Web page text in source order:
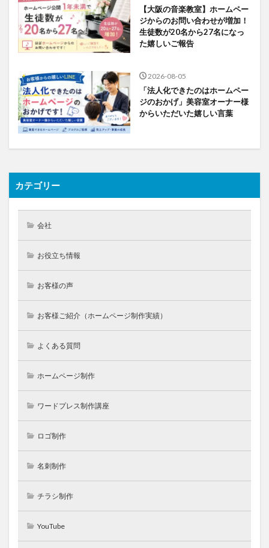
【大阪の音楽教室】ホームペー
ジからのお問い合わせが増加！
生徒数が20名から27名になっ
た嬉しいご報告
2026-08-05
「法人化できたのはホームペー
ジのおかげ」美容室オーナー様
からいただいた嬉しい言葉
カテゴリー
会社
お役立ち情報
お客様の声
お客様ご紹介（ホームページ制作実績）
よくある質問
ホームページ制作
ワードプレス制作講座
ロゴ制作
名刺制作
チラシ制作
YouTube